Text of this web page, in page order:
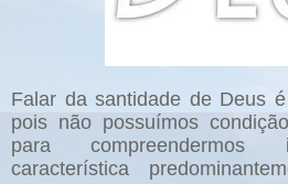
Falar da santidade de Deus
pois não possuímos
para compreendermos
característica